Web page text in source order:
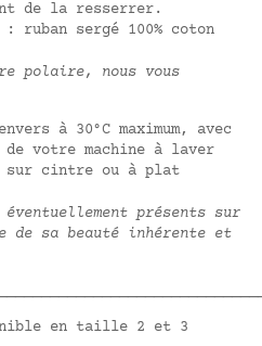
de la resserrer.
sergé 100% coton
polaire, nous vous
à 30°C maximum, avec
de votre machine à laver
sur cintre ou à plat
présents sur
sa beauté inhérente et
en taille 2 et 3